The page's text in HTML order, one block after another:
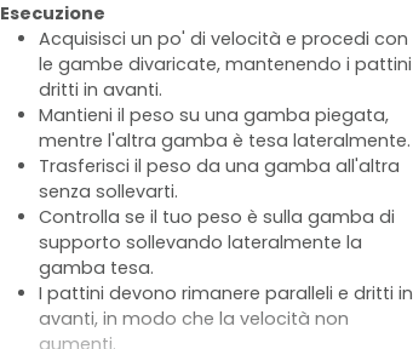
Esecuzione
Acquisisci un po' di velocità e procedi con
le gambe divaricate, mantenendo i pattini
dritti in avanti.
Mantieni il peso su una gamba piegata,
mentre l'altra gamba è tesa lateralmente.
Trasferisci il peso da una gamba all'altra
senza sollevarti.
Controlla se il tuo peso è sulla gamba di
supporto sollevando lateralmente la
gamba tesa.
I pattini devono rimanere paralleli e dritti in
avanti, in modo che la velocità non
aumenti.